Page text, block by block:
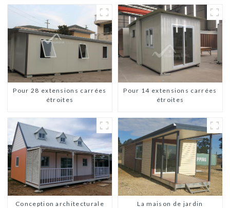
Pour 28 extensions carrées
étroites
Pour 14 extensions carrées
étroites
Conception architecturale
La maison de jardin